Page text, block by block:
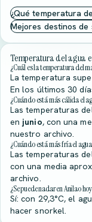
¿Qué temperatura
Mejores destinos
Temperatura del agua
¿Cuál es la temperatura del
La temperatura
En los últimos 30
¿Cuándo está más cálida el
Las temperaturas
en junio, con una
nuestro archivo.
¿Cuándo está más fría el
Las temperaturas
con una media
archivo.
¿Se puede nadar en Anilao
Sí: con 29,3°C, el
hacer snorkel.